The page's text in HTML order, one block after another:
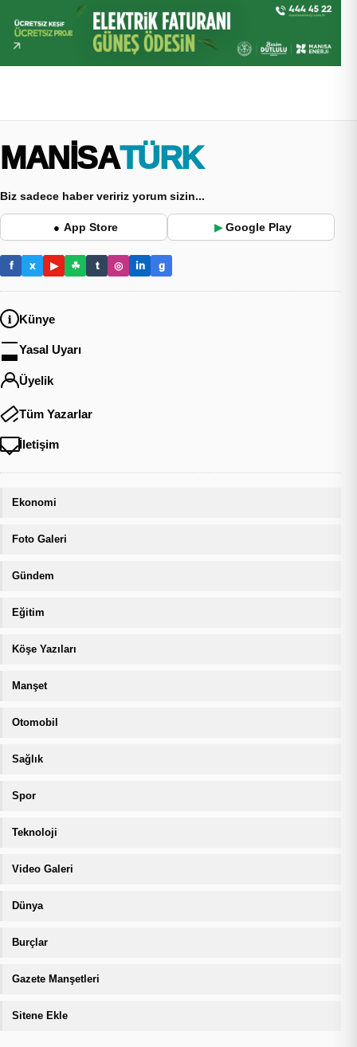
MANİSA TÜRK
Biz sadece haber veririz yorum sizin...
● App Store ▶ Google Play
f x ▶ ☘ t ◎ in g
Künye
Yasal Uyarı
Üyelik
Tüm Yazarlar
İletişim
Ekonomi
Foto Galeri
Gündem
Eğitim
Köşe Yazıları
Manşet
Otomobil
Sağlık
Spor
Teknoloji
Video Galeri
Dünya
Burçlar
Gazete Manşetleri
Sitene Ekle